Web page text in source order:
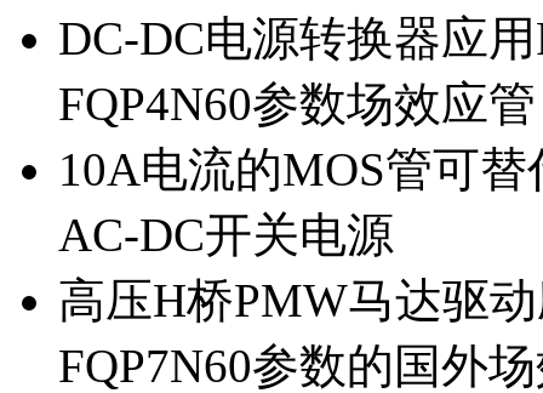
DC-DC电源转换器应
FQP4N60参数场效应
10A电流的MOS管可
AC-DC开关电源
高压H桥PMW马达驱
FQP7N60参数的国外